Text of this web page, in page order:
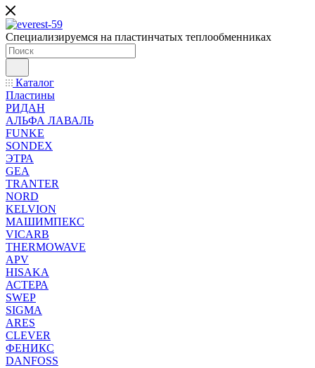
Специализируемся на пластинчатых теплообменниках
Каталог
Пластины
РИДАН
АЛЬФА ЛАВАЛЬ
FUNKE
SONDEX
ЭТРА
GEA
TRANTER
NORD
KELVION
МАШИМПЕКС
VICARB
THERMOWAVE
APV
HISAKA
АСТЕРА
SWEP
SIGMA
ARES
CLEVER
ФЕНИКС
DANFOSS